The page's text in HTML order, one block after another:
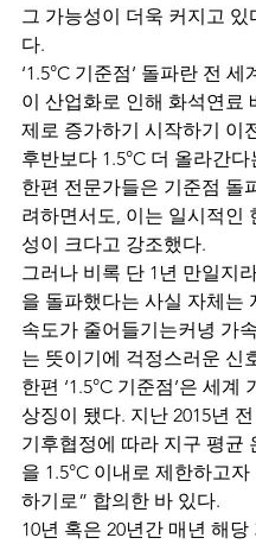
그 가능성이 더욱 커지고 있
다.
‘1.5°C 기준점’ 돌파란 전
이 산업화로 인해 화석연료
제로 증가하기 시작하기 이
후반보다 1.5°C 더 올라간
한편 전문가들은 기준점 돌
려하면서도, 이는 일시적인
성이 크다고 강조했다.
그러나 비록 단 1년 만일지
을 돌파했다는 사실 자체는
속도가 줄어들기는커녕 가
는 뜻이기에 걱정스러운 신
한편 ‘1.5°C 기준점’은 세계
상징이 됐다. 지난 2015년
기후협정에 따라 지구 평균
을 1.5°C 이내로 제한하고
하기로” 합의한 바 있다.
10년 혹은 20년간 매년 해당